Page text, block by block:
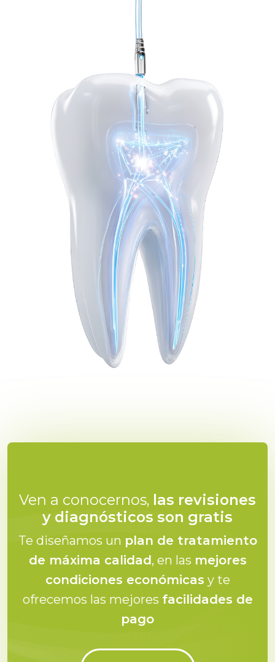
Ven a conocernos, las revisiones
y diagnósticos son gratis
Te diseñamos un plan de tratamiento
de máxima calidad, en las mejores
condiciones económicas y te
ofrecemos las mejores facilidades de
pago